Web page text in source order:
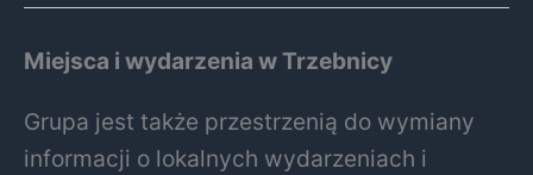
Miejsca i wydarzenia w Trzebnicy
Grupa jest także przestrzenią do wymiany
informacji o lokalnych wydarzeniach i